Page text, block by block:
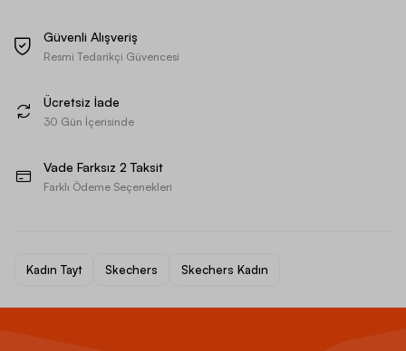
Güvenli Alışveriş
Resmi Tedarikçi Güvencesi
Ücretsiz İade
30 Gün İçerisinde
Vade Farksız 2 Taksit
Farklı Ödeme Seçenekleri
Kadın Tayt Skechers Skechers Kadın